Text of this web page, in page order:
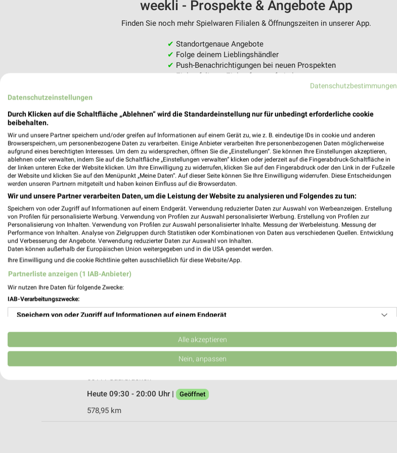
weekli - Prospekte & Angebote App
Finden Sie noch mehr Spielwaren Filialen & Öffnungszeiten in unserer App.
✔ Standortgenaue Angebote
✔ Folge deinem Lieblingshändler
✔ Push-Benachrichtigungen bei neuen Prospekten
✔Einkaufsliste - Einkauf stressfrei planen
Rofu Kinderland Saarbrücken
66113 Saarbrücken
Heute 09:30 - 19:00 Uhr | Geöffnet
Ernsting's family Saarbrücken
Triererstraße 1
66111 Saarbrücken
Heute 09:30 - 20:00 Uhr |
Geöffnet
578,95 km
Datenschutzbestimmungen
Datenschutzeinstellungen
Durch Klicken auf die Schaltfläche „Ablehnen“ wird die Standardeinstellung nur für unbedingt erforderliche cookie
beibehalten.
Wir und unsere Partner speichern und/oder greifen auf Informationen auf einem Gerät zu, wie z. B. eindeutige IDs in cookie und anderen
Browserspeichern, um personenbezogene Daten zu verarbeiten. Einige Anbieter verarbeiten Ihre personenbezogenen Daten möglicherweise
aufgrund eines berechtigten Interesses. Um dem zu widersprechen, öffnen Sie die „Einstellungen“. Sie können Ihre Einstellungen akzeptieren,
ablehnen oder verwalten, indem Sie auf die Schaltfläche „Einstellungen verwalten“ klicken oder jederzeit auf die Fingerabdruck-Schaltfläche in
der linken unteren Ecke der Website klicken. Um Ihre Einwilligung zu widerrufen, klicken Sie auf den Fingerabdruck oder den Link in der Fußzeile
der Website und klicken Sie auf den Menüpunkt „Meine Daten“. Auf dieser Seite können Sie Ihre Einwilligung widerrufen. Diese Entscheidungen
werden unseren Partnern mitgeteilt und haben keinen Einfluss auf die Browserdaten.
Wir und unsere Partner verarbeiten Daten, um die Leistung der Website zu analysieren und Folgendes zu tun:
Speichern von oder Zugriff auf Informationen auf einem Endgerät. Verwendung reduzierter Daten zur Auswahl von Werbeanzeigen. Erstellung
von Profilen für personalisierte Werbung. Verwendung von Profilen zur Auswahl personalisierter Werbung. Erstellung von Profilen zur
Personalisierung von Inhalten. Verwendung von Profilen zur Auswahl personalisierter Inhalte. Messung der Werbeleistung. Messung der
Performance von Inhalten. Analyse von Zielgruppen durch Statistiken oder Kombinationen von Daten aus verschiedenen Quellen. Entwicklung
und Verbesserung der Angebote. Verwendung reduzierter Daten zur Auswahl von Inhalten.
Daten können außerhalb der Europäischen Union weitergegeben und in die USA gesendet werden.
Ihre Einwilligung und die cookie Richtlinie gelten ausschließlich für diese Website/App.
Partnerliste anzeigen (1 IAB-Anbieter)
Wir nutzen Ihre Daten für folgende Zwecke:
IAB-Verarbeitungszwecke:
Speichern von oder Zugriff auf Informationen auf einem Endgerät
Verwendung reduzierter Daten zur Auswahl von Werbeanzeigen
Erstellung von Profilen für personalisierte Werbung
Erstellung von Profilen zur Personalisierung von Inhalten
Alle akzeptieren
Nein, anpassen